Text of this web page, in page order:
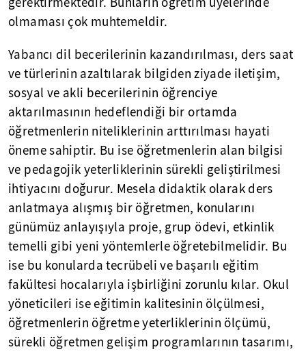
olmaması çok muhtemeldir.
Yabancı dil becerilerinin kazandırılması, ders saat
ve türlerinin azaltılarak bilgiden ziyade iletişim,
sosyal ve akli becerilerinin öğrenciye
aktarılmasının hedeflendiği bir ortamda
öğretmenlerin niteliklerinin arttırılması hayati
öneme sahiptir. Bu ise öğretmenlerin alan bilgisi
ve pedagojik yeterliklerinin sürekli geliştirilmesi
ihtiyacını doğurur. Mesela didaktik olarak ders
anlatmaya alışmış bir öğretmen, konularını
günümüz anlayışıyla proje, grup ödevi, etkinlik
temelli gibi yeni yöntemlerle öğretebilmelidir. Bu
ise bu konularda tecrübeli ve başarılı eğitim
fakültesi hocalarıyla işbirliğini zorunlu kılar. Okul
yöneticileri ise eğitimin kalitesinin ölçülmesi,
öğretmenlerin öğretme yeterliklerinin ölçümü,
sürekli öğretmen gelişim programlarının tasarımı,